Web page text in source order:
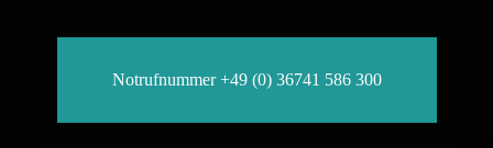
Notrufnummer +49 (0) 36741 586 300